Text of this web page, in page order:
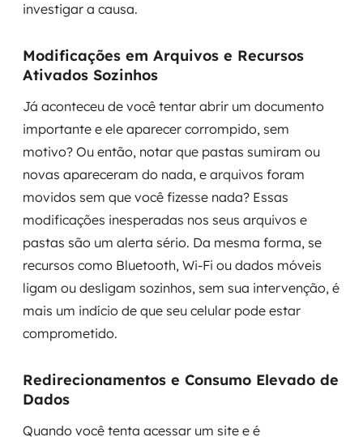
investigar a causa.
Modificações em Arquivos e Recursos
Ativados Sozinhos
Já aconteceu de você tentar abrir um documento
importante e ele aparecer corrompido, sem
motivo? Ou então, notar que pastas sumiram ou
novas apareceram do nada, e arquivos foram
movidos sem que você fizesse nada? Essas
modificações inesperadas nos seus arquivos e
pastas são um alerta sério. Da mesma forma, se
recursos como Bluetooth, Wi-Fi ou dados móveis
ligam ou desligam sozinhos, sem sua intervenção, é
mais um indício de que seu celular pode estar
comprometido.
Redirecionamentos e Consumo Elevado de
Dados
Quando você tenta acessar um site e é